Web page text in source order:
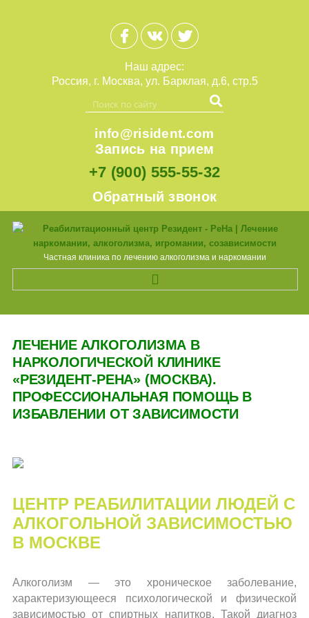
Наш адрес:
Россия, г. Москва, ул. Барклая, д.6, стр.5
info@risident.com
Запись на прием
+7 (900) 555-55-32
Обратный звонок
Частная клиника по лечению алкоголизма и наркомании
Вывод из запоя
Детокс
Реабилитация
Структура реабилитации
Принудительное лечение от алкоголизма
Лечение мужского алкоголизма
Анонимное лечение от алкоголизма
Наркомания
Реабилитация
ЛЕЧЕНИЕ АЛКОГОЛИЗМА В
НАРКОЛОГИЧЕСКОЙ КЛИНИКЕ
«РЕЗИДЕНТ-РЕНА» (МОСКВА).
ПРОФЕССИОНАЛЬНАЯ ПОМОЩЬ В
ИЗБАВЛЕНИИ ОТ ЗАВИСИМОСТИ
ЦЕНТР РЕАБИЛИТАЦИИ ЛЮДЕЙ С
АЛКОГОЛЬНОЙ ЗАВИСИМОСТЬЮ
В МОСКВЕ
Алкоголизм — это хроническое заболевание,
характеризующееся психологической и физической
зависимостью от спиртных напитков. Такой диагноз